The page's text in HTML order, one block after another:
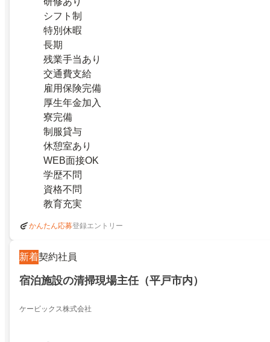
シフト制
特別休暇
長期
残業手当あり
交通費支給
雇用保険完備
厚生年金加入
寮完備
制服貸与
休憩室あり
WEB面接OK
学歴不問
資格不問
教育充実
かんたん応募登録エントリー
新着契約社員
宿泊施設の清掃現場主任（平戸市内）
ケービックス株式会社